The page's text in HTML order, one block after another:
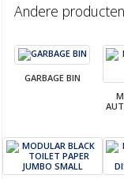
Andere
GARBAGE BIN